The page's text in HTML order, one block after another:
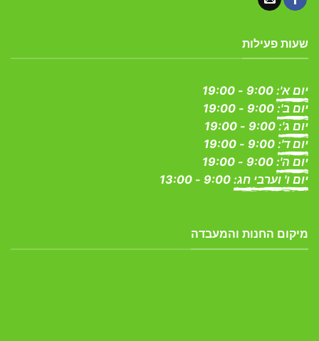
שעות פעילות
יום א':
יום ב':
יום ג':
יום ד':
יום ה':
יום ו' וערבי חג:
מיקום החנות והמעבדה